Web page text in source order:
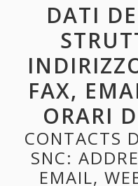
DATI
FAX,
ORARI
CONTACTS
SNC:
EMAIL,